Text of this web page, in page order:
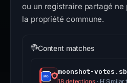
ou un registraire partagé ne
la propriété commune.
Content matches
moonshot-
18 detections· Similar